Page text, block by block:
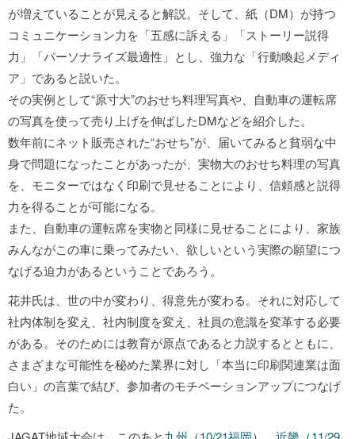
が増えていることが見えると解説。そして、紙（DM）が持つ
コミュニケーション力を「五感に訴える」「ストーリー説得
力」「パーソナライズ最適性」とし、強力な「行動喚起メディ
ア」であると説いた。
その実例として“原寸大”のおせち料理写真や、自動車の運転席
の写真を使って売り上げを伸ばしたDMなどを紹介した。
数年前にネット販売された“おせち”が、届いてみると貧弱な中
身で問題になったことがあったが、実物大のおせち料理の写真
を、モニターではなく印刷で見せることにより、信頼感と説得
力を得ることが可能になる。
また、自動車の運転席を実物と同様に見せることにより、家族
みんながこの車に乗ってみたい、欲しいという実際の願望につ
なげる迫力があるということであろう。
花井氏は、世の中が変わり、得意先が変わる。それに対応して
社内体制を変え、社内制度を変え、社員の意識を変革する必要
がある。そのためには教育が原点であると力説するとともに、
さまざまな可能性を秘めた業界に対し「本当に印刷関連業は面
白い」の言葉で結び、参加者のモチベーションアップにつなげ
た。